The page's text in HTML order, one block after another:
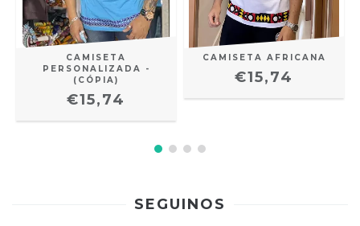
CAMISETA
PERSONALIZADA -
(CÓPIA)
€15,74
CAMISETA AFRICANA
€15,74
SEGUINOS